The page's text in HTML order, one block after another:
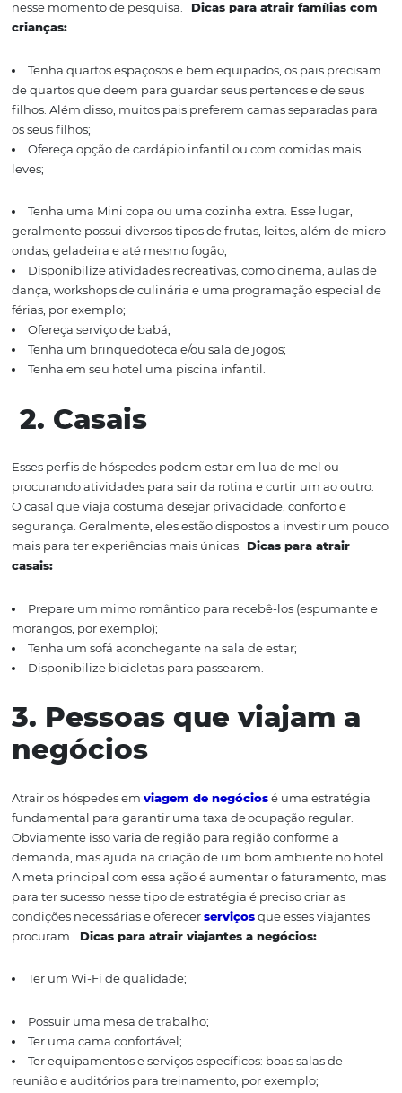
Para asfamílias que viajam com crianças
principais aspectos a serem considerados.
Além disso,
querem saber como é a avaliação de outros pais, que se
hospedaram, constatando que o hotel cumpre
com tudo o que ele diz oferecer . Isso não diferente dos
perfis de hóspedes, porém, os papais serão muito mais
Tenha quartos espaçosos e bem equipados, os pais
de quartos que deem para guardar seus pertences e de
filhos. Além disso, muitos pais preferem cama
os seus filhos;
Ofereçaopção de cardápio infantil ou com comidas
geralmente possui diversos tipos de frutas, leites, além
ondas, geladeira e até mesmo fogão;
Disponibilize atividades recreativas, comocinema,
dança, workshops de culinária e uma programação
férias, por exemplo;
Tenha um brinquedoteca e/ou sala de jogos;
Tenha em seu hotel uma piscina infantil.
2.Casais
Esses perfis de hóspedes podem estar em lua de mel ou
procurando atividades para sair da rotina e curtir um
segurança. Geralmente, eles estão dispostos a investir
mais para ter experiências mais únicas. Dicas para
casais:
Prepareum mimo romântico para recebê-los
morangos, por exemplo)
Disponibilizebicicletas para
3. Pessoas que viajam
negócios